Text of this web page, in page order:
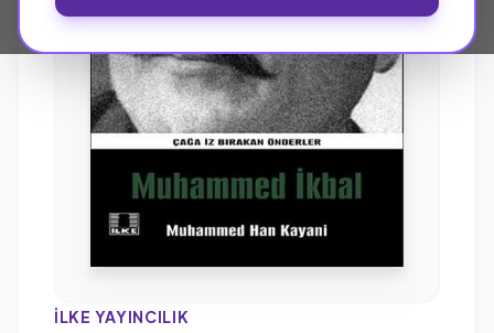
İLKE YAYINCILIK